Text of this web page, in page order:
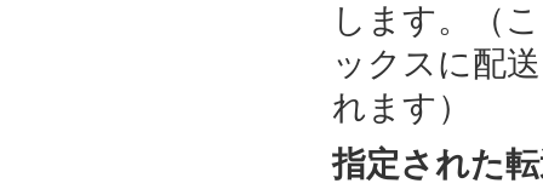
します。（
ックスに配
れます）
指定された